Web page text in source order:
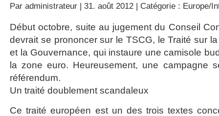
Par administrateur | 31. août 2012 | Catégorie : Europe/
Début octobre, suite au jugement du Conseil
devrait se prononcer sur le TSCG, le Traité sur
et la Gouvernance, qui instaure une camisole
la zone euro. Heureusement, une campagne
référendum.
Un traité doublement scandaleux
Ce traité européen est un des trois textes